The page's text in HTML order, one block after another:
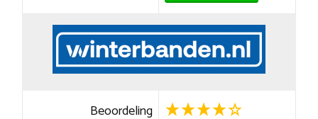
Beoordeling